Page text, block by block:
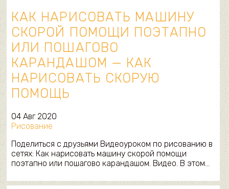
КАК НАРИСОВАТЬ МАШИНУ
СКОРОЙ ПОМОЩИ ПОЭТАПНО
ИЛИ ПОШАГОВО
КАРАНДАШОМ — КАК
НАРИСОВАТЬ СКОРУЮ
ПОМОЩЬ
04 Авг 2020
Рисование
Поделиться с друзьями Видеоуроком по рисованию в
сетях: Как нарисовать машину скорой помощи
поэтапно или пошагово карандашом. Видео. В этом…